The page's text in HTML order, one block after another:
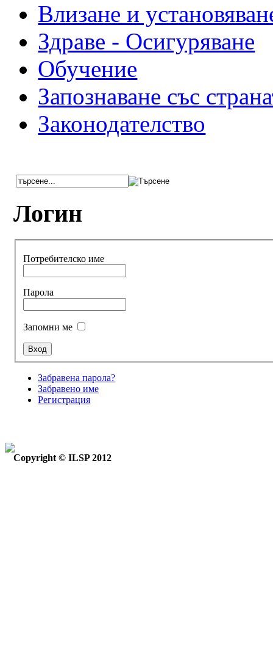
Влизане и
Здраве - Осигуряване
Обучение
Запознаване със
Законодателство
Логин
Потребителско име
Парола
Запомни ме
Забравена парола?
Забравено име
Регистрация
Copyright © ILSP 2012